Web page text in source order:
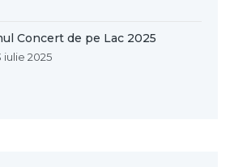
Concert de pe Lac 2025
iulie 2025